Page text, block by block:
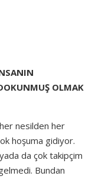
OLMAK
nesilden her
hoşuma gidiyor.
da çok takipçim
Bundan